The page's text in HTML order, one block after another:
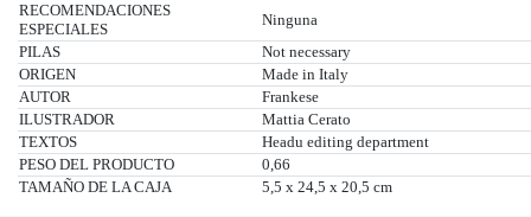
RECOMENDACIONES
ESPECIALES
Ninguna
PILAS
Not necessary
ORIGEN
Made in Italy
AUTOR
Frankese
ILUSTRADOR
Mattia Cerato
TEXTOS
Headu editing department
PESO DEL PRODUCTO
0,66
TAMAÑO DE LA CAJA
5,5 x 24,5 x 20,5 cm